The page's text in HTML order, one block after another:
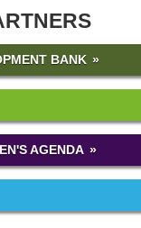
BANK
AGENDA